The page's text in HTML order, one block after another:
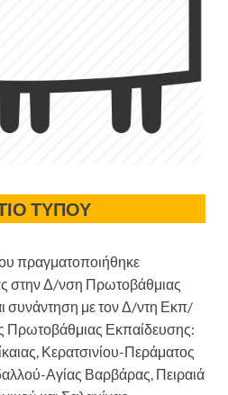
ΤΥΠΟΥ
πραγματοποιήθηκε
στην Δ/νση Πρωτοβάθμιας
συνάντηση με τον Δ/ντη Εκπ/
Πρωτοβάθμιας Εκπαίδευσης:
Κερατσινίου-Περάματος
Αγίας Βαρβάρας, Πειραιά